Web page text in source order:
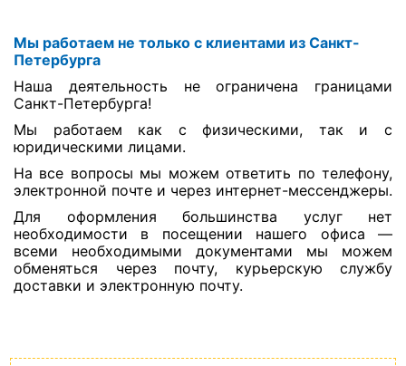
Мы работаем не только с клиентами из Санкт-
Петербурга
Наша деятельность не ограничена границами
Санкт-Петербурга!
Мы работаем как с физическими, так и с
юридическими лицами.
На все вопросы мы можем ответить по телефону,
электронной почте и через интернет-мессенджеры.
Для оформления большинства услуг нет
необходимости в посещении нашего офиса —
всеми необходимыми документами мы можем
обменяться через почту, курьерскую службу
доставки и электронную почту.